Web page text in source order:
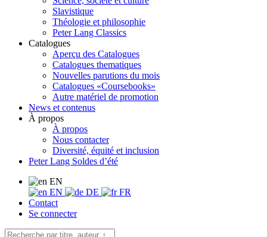
Slavistique
Théologie et philosophie
Peter Lang Classics
Catalogues
Aperçu des Catalogues
Catalogues thematiques
Nouvelles parutions du mois
Catalogues «Coursebooks»
Autre matériel de promotion
News et contenus
À propos
À propos
Nous contacter
Diversité, équité et inclusion
Peter Lang Soldes d’été
EN
EN
DE
FR
Contact
Se connecter